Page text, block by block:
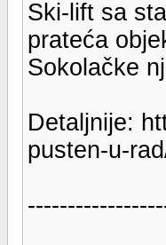
Ski-lift sa
prateća
Sokolačke
Detaljnije:
pusten-u-